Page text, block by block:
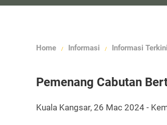
Home Informasi Informasi Terkini
Pemenang Cabutan
Kuala Kangsar, 26 Mac 2024 -